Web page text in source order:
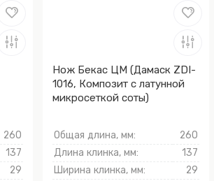
260
137
29
Нож Бекас ЦМ (Дамаск ZDI-
1016, Композит с латунной
микросеткой соты)
Общая длина, мм:
260
Длина клинка, мм:
137
Ширина клинка, мм:
29